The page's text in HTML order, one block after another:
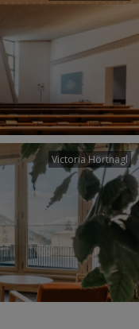
Victoria Hörtnagl